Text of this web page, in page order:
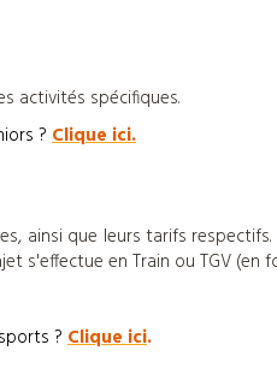
activités spécifiques.
? Clique ici.
ainsi que leurs tarifs
s'effectue en Train ou TGV (en
? Clique ici.